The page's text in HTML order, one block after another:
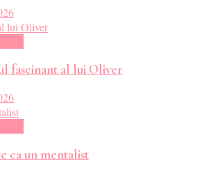
fascinant al lui Oliver
ca un mentalist